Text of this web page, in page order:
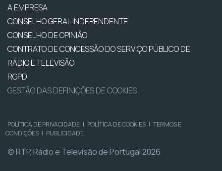
A EMPRESA
CONSELHO GERAL INDEPENDENTE
CONSELHO DE OPINIÃO
CONTRATO DE CONCESSÃO DO SERVIÇO PÚBLICO DE
RÁDIO E TELEVISÃO
RGPD
GESTÃO DAS DEFINIÇÕES DE COOKIES
POLÍTICA DE PRIVACIDADE | POLÍTICA DE COOKIES | TERMOS E
CONDIÇÕES | PUBLICIDADE
© RTP, Rádio e Televisão de Portugal 2026